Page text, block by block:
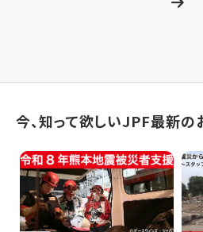
今、知って欲しいJPF最新の